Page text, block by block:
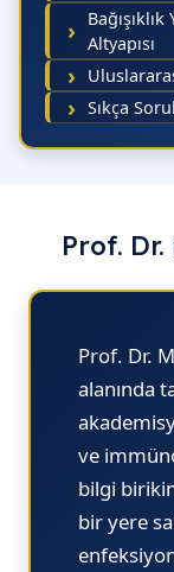
Altyapısı
Sıkça
Prof.
Prof. Dr.
alanında
ve
bilgi
bir yere